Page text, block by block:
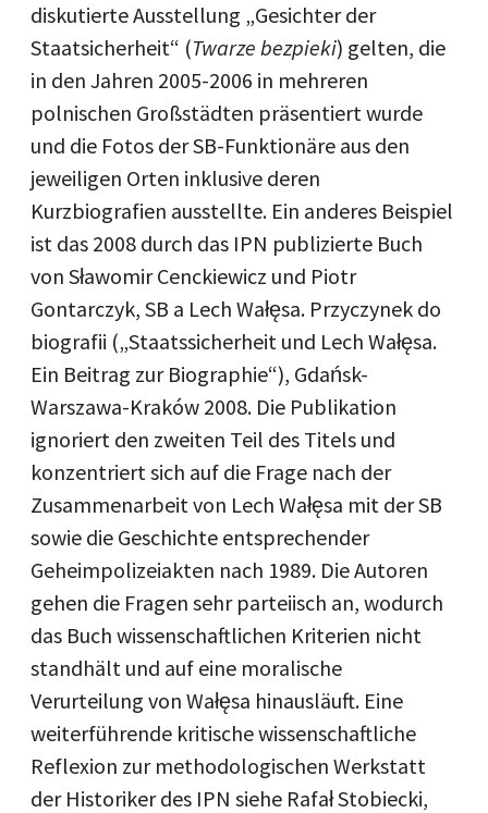
diskutierte Ausstellung „Gesichter der
Staatsicherheit“ (Twarze bezpieki) gelten, die
in den Jahren 2005-2006 in mehreren
polnischen Großstädten präsentiert wurde
und die Fotos der SB-Funktionäre aus den
jeweiligen Orten inklusive deren
Kurzbiografien ausstellte. Ein anderes Beispiel
ist das 2008 durch das IPN publizierte Buch
von Sławomir Cenckiewicz und Piotr
Gontarczyk, SB a Lech Wałęsa. Przyczynek do
biografii („Staatssicherheit und Lech Wałęsa.
Ein Beitrag zur Biographie“), Gdańsk-
Warszawa-Kraków 2008. Die Publikation
ignoriert den zweiten Teil des Titels und
konzentriert sich auf die Frage nach der
Zusammenarbeit von Lech Wałęsa mit der SB
sowie die Geschichte entsprechender
Geheimpolizeiakten nach 1989. Die Autoren
gehen die Fragen sehr parteiisch an, wodurch
das Buch wissenschaftlichen Kriterien nicht
standhält und auf eine moralische
Verurteilung von Wałęsa hinausläuft. Eine
weiterführende kritische wissenschaftliche
Reflexion zur methodologischen Werkstatt
der Historiker des IPN siehe Rafał Stobiecki,